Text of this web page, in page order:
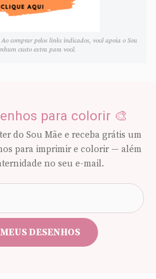
comprar pelos links indicados, você apoia o Sou
custo extra para você.
para colorir 🎨
do Sou Mãe e receba grátis um
para imprimir e colorir — além
no seu e-mail.
e-
mail
DESENHOS